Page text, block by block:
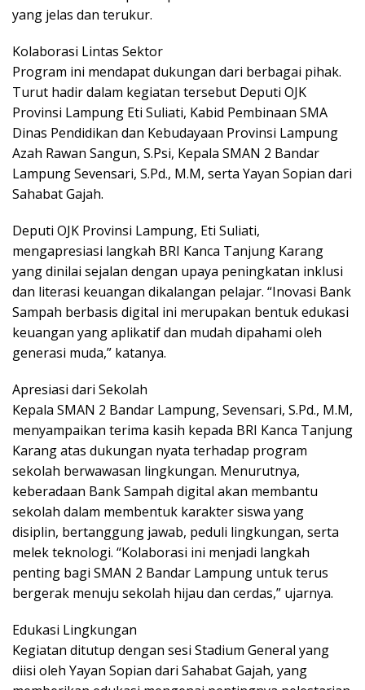
yang jelas dan terukur.
Kolaborasi Lintas Sektor
Program ini mendapat dukungan dari berbagai pihak.
Turut hadir dalam kegiatan tersebut Deputi OJK
Provinsi Lampung Eti Suliati, Kabid Pembinaan SMA
Dinas Pendidikan dan Kebudayaan Provinsi Lampung
Azah Rawan Sangun, S.Psi, Kepala SMAN 2 Bandar
Lampung Sevensari, S.Pd., M.M, serta Yayan Sopian dari
Sahabat Gajah.
Deputi OJK Provinsi Lampung, Eti Suliati,
mengapresiasi langkah BRI Kanca Tanjung Karang
yang dinilai sejalan dengan upaya peningkatan inklusi
dan literasi keuangan dikalangan pelajar. “Inovasi Bank
Sampah berbasis digital ini merupakan bentuk edukasi
keuangan yang aplikatif dan mudah dipahami oleh
generasi muda,” katanya.
Apresiasi dari Sekolah
Kepala SMAN 2 Bandar Lampung, Sevensari, S.Pd., M.M,
menyampaikan terima kasih kepada BRI Kanca Tanjung
Karang atas dukungan nyata terhadap program
sekolah berwawasan lingkungan. Menurutnya,
keberadaan Bank Sampah digital akan membantu
sekolah dalam membentuk karakter siswa yang
disiplin, bertanggung jawab, peduli lingkungan, serta
melek teknologi. “Kolaborasi ini menjadi langkah
penting bagi SMAN 2 Bandar Lampung untuk terus
bergerak menuju sekolah hijau dan cerdas,” ujarnya.
Edukasi Lingkungan
Kegiatan ditutup dengan sesi Stadium General yang
diisi oleh Yayan Sopian dari Sahabat Gajah, yang